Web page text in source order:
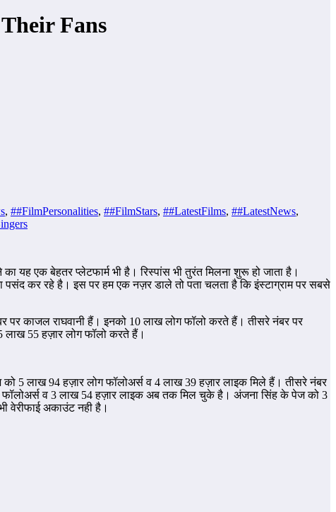
Fans
, ##FilmPersonalities, ##FilmStars, ##LatestFilms, ##LatestNews,
एक बेहतर प्लेटफार्म भी है। रिस्पांस भी तुरंत मिलना शुरू हो जाता है।
पसंद कर रहे है। इस पर हम एक नज़र डाले तो पता चलता है कि इंस्टाग्राम पर सबसे
पर काजल राघवानी हैं। इनको 10 लाख लोग फॉलो करते हैं। तीसरे नंबर पर
लाख 55 हज़ार लोग फॉलो करते हैं।
5 लाख 94 हज़ार लोग फॉलोअर्स व 4 लाख 39 हज़ार लाइक मिले हैं। तीसरे नंबर
फॉलोअर्स व 3 लाख 54 हज़ार लाइक अब तक मिल चुके है। अंजना सिंह के पेज को 3
वेरीफाई अकाउंट नही है।